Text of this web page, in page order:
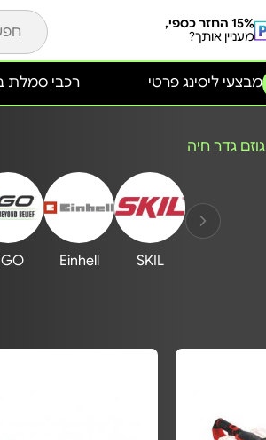
15% החזר כספי,
מעניין אותך?
מבצעי ליסינג פרטי רכבי סמלת
גוזם גדר חיה
SKIL
Einhell